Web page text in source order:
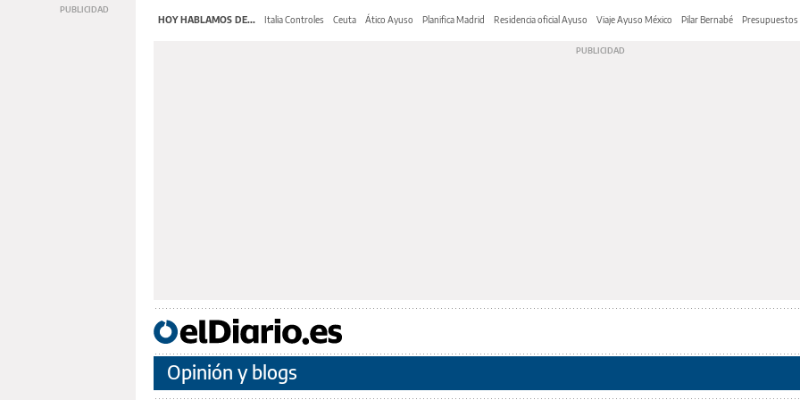
HOY HABLAMOS DE... Italia Controles Ceuta Ático Ayuso Planifica Madrid Residencia oficial Ayuso Viaje Ayuso México Pilar Bernabé Presupuestos
Opinión y blogs